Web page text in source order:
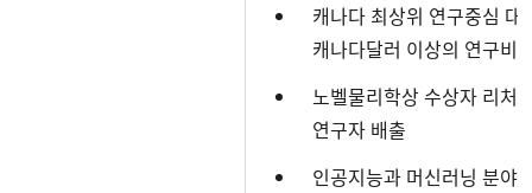
캐나다 최상위 연구중심
캐나다달러 이상의 연구비
노벨물리학상 수상자 리처
연구자 배출
인공지능과 머신러닝 분야